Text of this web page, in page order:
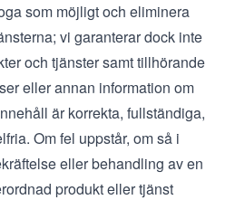
som möjligt och eliminera
vi garanterar dock inte
och tjänster samt tillhörande
eller annan information om
är korrekta, fullständiga,
Om fel uppstår, om så i
eller behandling av en
produkt eller tjänst